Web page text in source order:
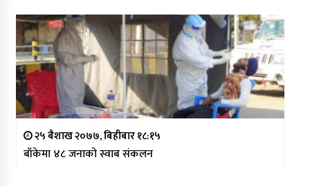
२५ बैशाख २०७७, बिहीबार १८:१५
बाँकेमा ४८ जनाको स्वाब संकलन